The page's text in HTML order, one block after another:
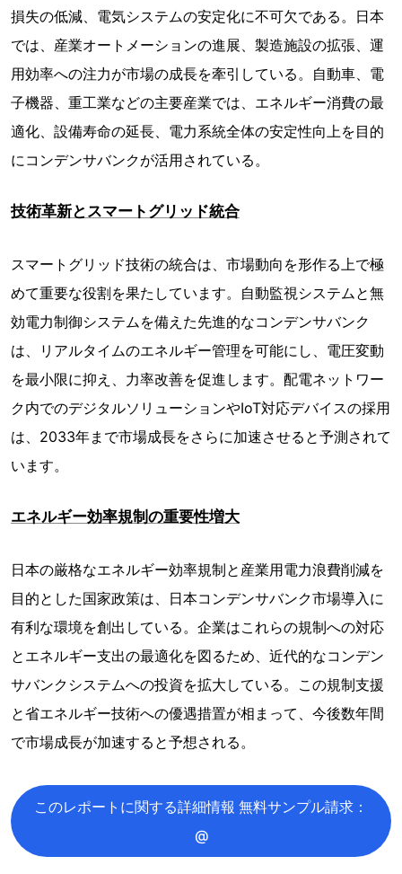
損失の低減、電気システムの安定化に不可欠である。日本
では、産業オートメーションの進展、製造施設の拡張、運
用効率への注力が市場の成長を牽引している。自動車、電
子機器、重工業などの主要産業では、エネルギー消費の最
適化、設備寿命の延長、電力系統全体の安定性向上を目的
にコンデンサバンクが活用されている。
技術革新とスマートグリッド統合
スマートグリッド技術の統合は、市場動向を形作る上で極
めて重要な役割を果たしています。自動監視システムと無
効電力制御システムを備えた先進的なコンデンサバンク
は、リアルタイムのエネルギー管理を可能にし、電圧変動
を最小限に抑え、力率改善を促進します。配電ネットワー
ク内でのデジタルソリューションやIoT対応デバイスの採用
は、2033年まで市場成長をさらに加速させると予測されて
います。
エネルギー効率規制の重要性増大
日本の厳格なエネルギー効率規制と産業用電力浪費削減を
目的とした国家政策は、日本コンデンサバンク市場導入に
有利な環境を創出している。企業はこれらの規制への対応
とエネルギー支出の最適化を図るため、近代的なコンデン
サバンクシステムへの投資を拡大している。この規制支援
と省エネルギー技術への優遇措置が相まって、今後数年間
で市場成長が加速すると予想される。
このレポートに関する詳細情報 無料サンプル請求：
@